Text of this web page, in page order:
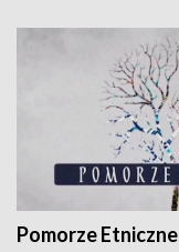
Pomorze Etniczne